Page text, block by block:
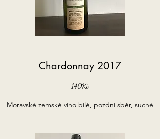
Chardonnay 2017
140Kč
Moravské zemské víno bílé, pozdní sběr, suché